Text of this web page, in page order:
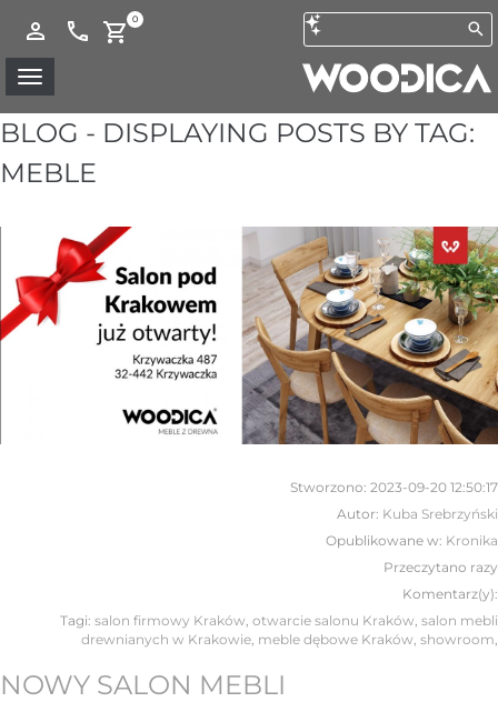
0
BLOG - DISPLAYING POSTS BY TAG:
MEBLE
Stworzono: 2023-09-20 12:50:17
Autor: Kuba Srebrzyński
Opublikowane w: Kronika
Przeczytano razy
Komentarz(y):
Tagi: salon firmowy Kraków otwarcie salonu Kraków salon mebli
drewnianych w Krakowie meble dębowe Kraków showroom
NOWY SALON MEBLI